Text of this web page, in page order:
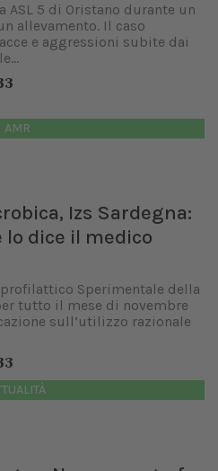
ASL 5 di Oristano durante un
allevamento. Il caso
e aggressioni subite dai
AMR
Izs Sardegna:
dice il medico
Sperimentale della
tutto il mese di novembre
sull’utilizzo razionale